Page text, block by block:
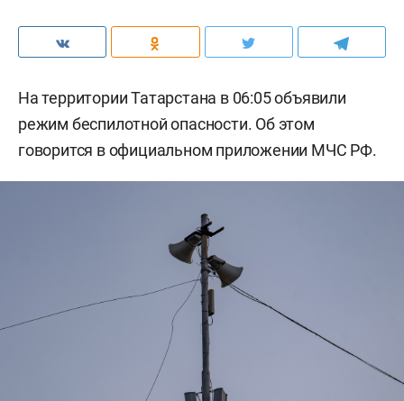
На территории Татарстана в 06:05 объявили
режим беспилотной опасности. Об этом
говорится в официальном приложении МЧС РФ.